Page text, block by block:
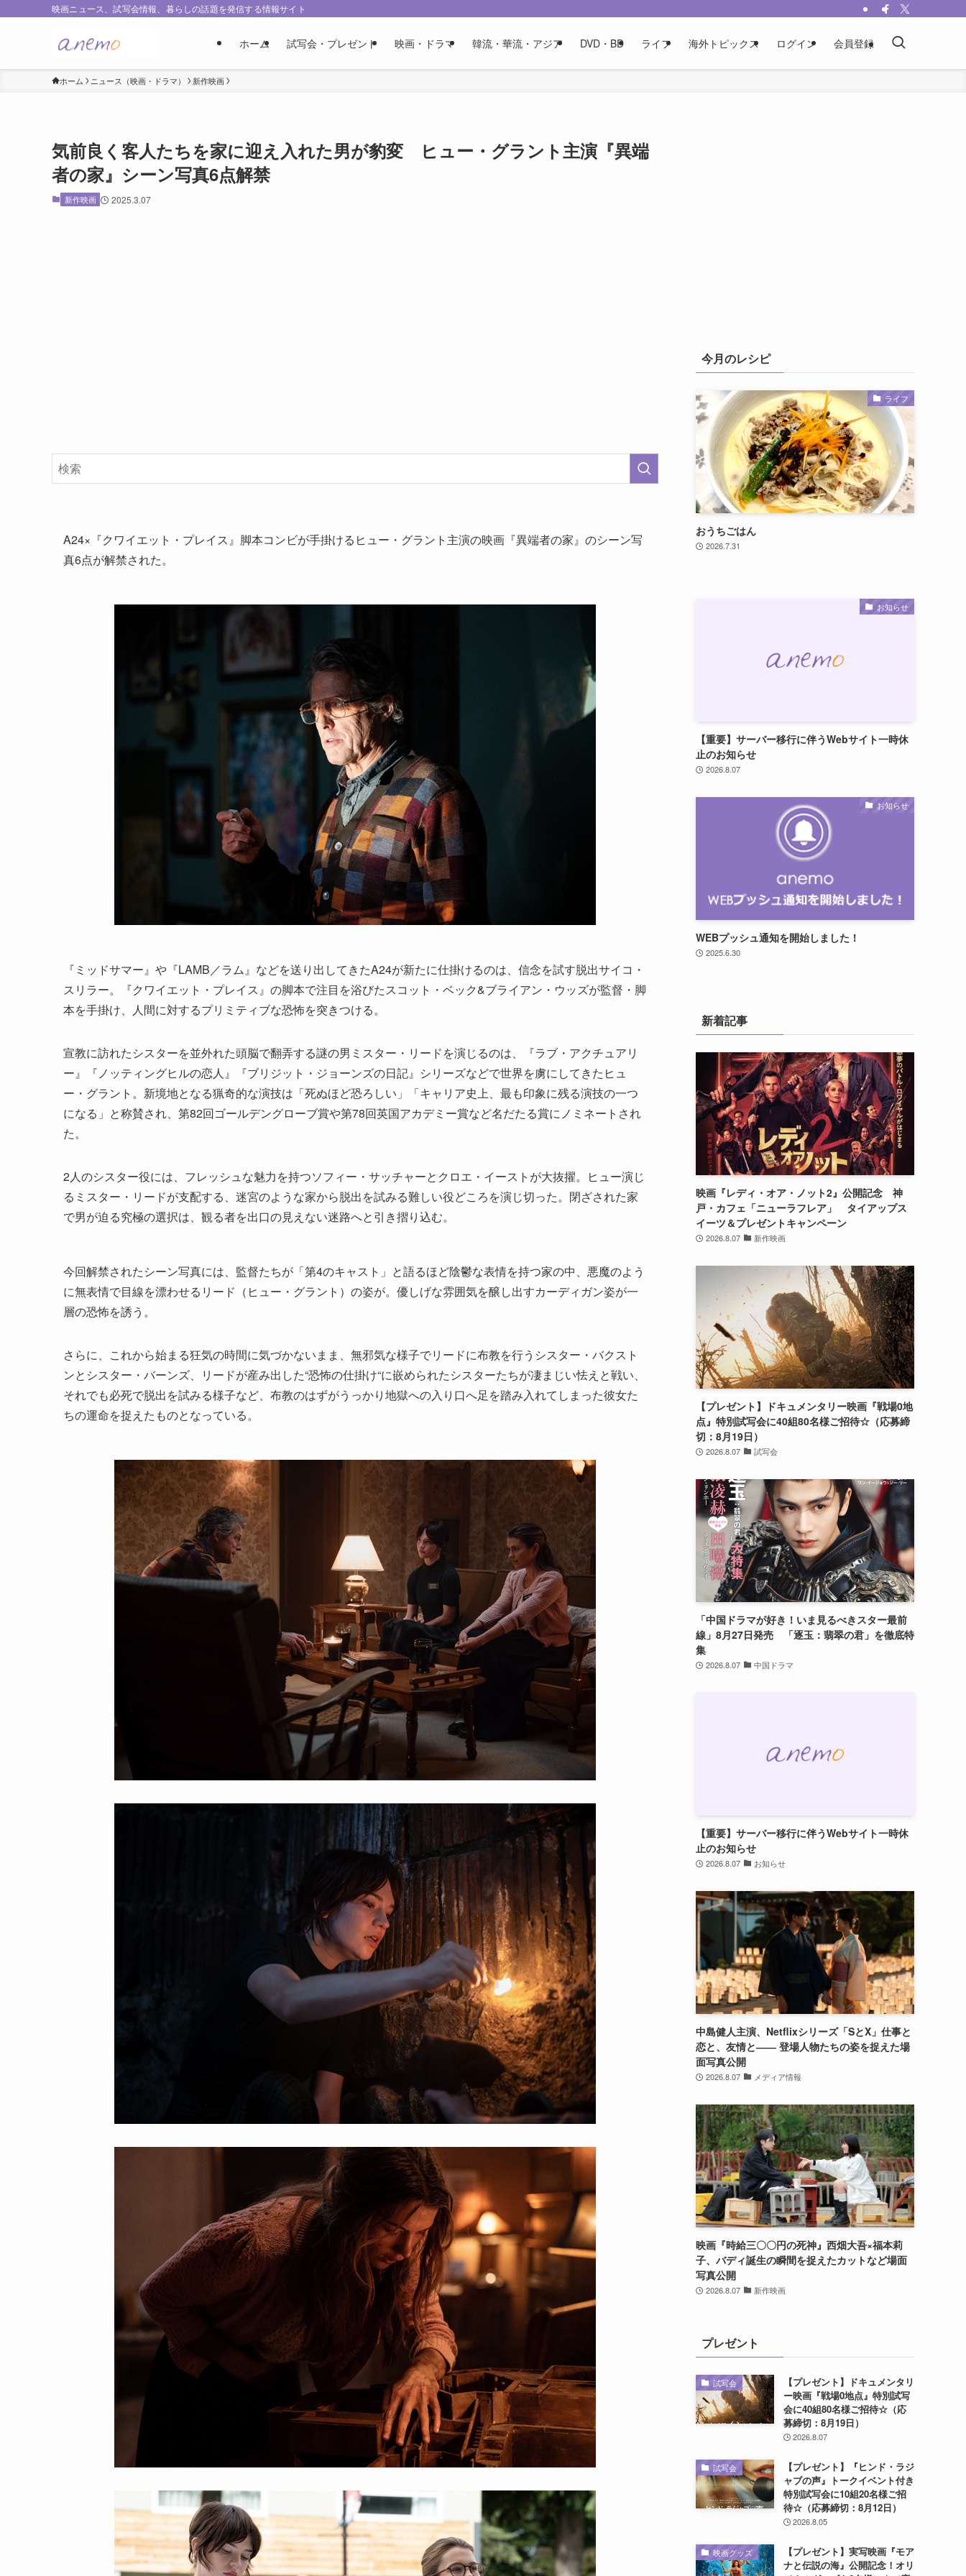
映画ニュース、試写会情報、暮らしの話題を発信する情報サイト
ホーム 試写会・プレゼント 映画・ドラマ 韓流・華流・アジア DVD・BD ライフ 海外トピックス ログイン 会員登録
ホーム ニュース（映画・ドラマ） 新作映画
気前良く客人たちを家に迎え入れた男が豹変 ヒュー・グラント主演『異端
者の家』シーン写真6点解禁
新作映画 2025.3.07
A24×『クワイエット・プレイス』脚本コンビが手掛けるヒュー・グラント主演の映画『異端者の家』のシーン写
真6点が解禁された。
『ミッドサマー』や『LAMB／ラム』などを送り出してきたA24が新たに仕掛けるのは、信念を試す脱出サイコ・
スリラー。『クワイエット・プレイス』の脚本で注目を浴びたスコット・ベック&ブライアン・ウッズが監督・脚
本を手掛け、人間に対するプリミティブな恐怖を突きつける。
宣教に訪れたシスターを並外れた頭脳で翻弄する謎の男ミスター・リードを演じるのは、『ラブ・アクチュアリ
ー』『ノッティングヒルの恋人』『ブリジット・ジョーンズの日記』シリーズなどで世界を虜にしてきたヒュ
ー・グラント。新境地となる猟奇的な演技は「死ぬほど恐ろしい」「キャリア史上、最も印象に残る演技の一つ
になる」と称賛され、第82回ゴールデングローブ賞や第78回英国アカデミー賞など名だたる賞にノミネートされ
た。
2人のシスター役には、フレッシュな魅力を持つソフィー・サッチャーとクロエ・イーストが大抜擢。ヒュー演じ
るミスター・リードが支配する、迷宮のような家から脱出を試みる難しい役どころを演じ切った。閉ざされた家
で男が迫る究極の選択は、観る者を出口の見えない迷路へと引き摺り込む。
今回解禁されたシーン写真には、監督たちが「第4のキャスト」と語るほど陰鬱な表情を持つ家の中、悪魔のよう
に無表情で目線を漂わせるリード（ヒュー・グラント）の姿が。優しげな雰囲気を醸し出すカーディガン姿が一
層の恐怖を誘う。
さらに、これから始まる狂気の時間に気づかないまま、無邪気な様子でリードに布教を行うシスター・バクスト
ンとシスター・バーンズ、リードが産み出した“恐怖の仕掛け“に嵌められたシスターたちが凄まじい怯えと戦い、
それでも必死で脱出を試みる様子など、布教のはずがうっかり地獄への入り口へ足を踏み入れてしまった彼女た
ちの運命を捉えたものとなっている。
今月のレシピ
ライフ
おうちごはん
2026.7.31
お知らせ
【重要】サーバー移行に伴うWebサイト一時休
止のお知らせ
2026.8.07
お知らせ
WEBプッシュ通知を開始しました！
2025.6.30
新着記事
映画『レディ・オア・ノット2』公開記念 神
戸・カフェ「ニューラフレア」 タイアップス
イーツ＆プレゼントキャンペーン
2026.8.07 新作映画
【プレゼント】ドキュメンタリー映画『戦場0地
点』特別試写会に40組80名様ご招待☆（応募締
切：8月19日）
2026.8.07 試写会
「中国ドラマが好き！いま見るべきスター最前
線」8月27日発売 「逐玉：翡翠の君」を徹底特
集
2026.8.07 中国ドラマ
【重要】サーバー移行に伴うWebサイト一時休
止のお知らせ
2026.8.07 お知らせ
中島健人主演、Netflixシリーズ「SとX」仕事と
恋と、友情と―― 登場人物たちの姿を捉えた場
面写真公開
2026.8.07 メディア情報
映画『時給三〇〇円の死神』西畑大吾×福本莉
子、バディ誕生の瞬間を捉えたカットなど場面
写真公開
2026.8.07 新作映画
プレゼント
試写会
【プレゼント】ドキュメンタリ
ー映画『戦場0地点』特別試写
会に40組80名様ご招待☆（応
募締切：8月19日）
2026.8.07
試写会
【プレゼント】『ヒンド・ラジ
ャブの声』トークイベント付き
特別試写会に10組20名様ご招
待☆（応募締切：8月12日）
2026.8.05
映画グッズ
【プレゼント】実写映画『モア
ナと伝説の海』公開記念！オリ